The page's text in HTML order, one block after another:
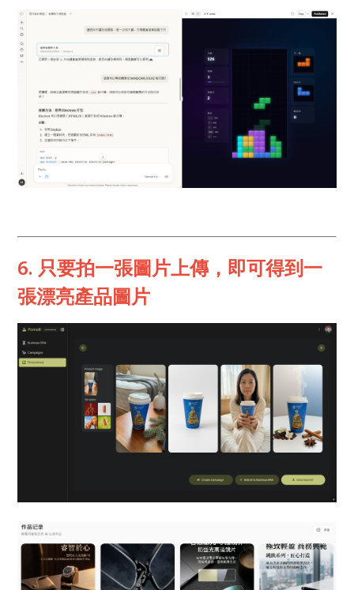
6. 只要拍一張圖片上傳，即可得到一
張漂亮產品圖片